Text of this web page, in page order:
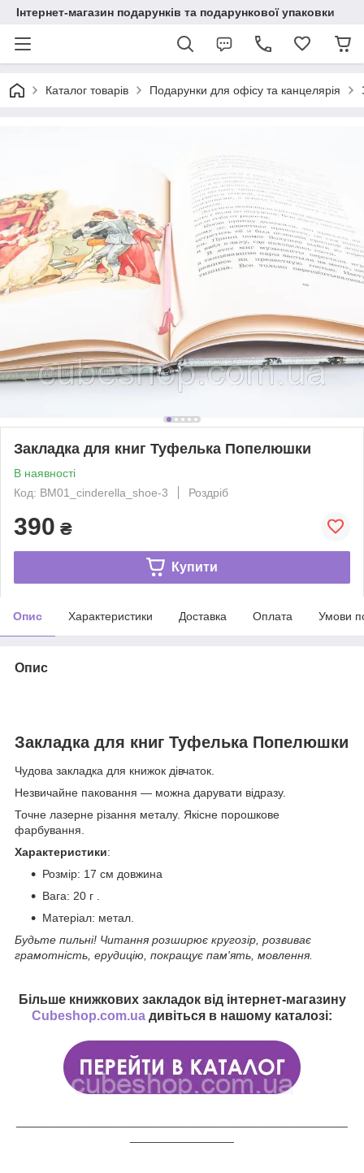
Інтернет-магазин подарунків та подарункової упаковки
Каталог товарів Подарунки для офісу та канцелярія
Закладка для книг Туфелька Попелюшки
В наявності
Код: BM01_cinderella_shoe-3
Роздріб
390 ₴
Купити
Опис Характеристики Доставка Оплата Умови
Опис
Закладка для книг Туфелька Попелюшки
Чудова закладка для книжок дівчаток.
Незвичайне паковання — можна дарувати відразу.
Точне лазерне різання металу. Якісне порошкове
фарбування.
Характеристики:
Розмір: 17 см довжина
Вага: 20 г .
Матеріал: метал.
Будьте пильні! Читання розширює кругозір, розвиває
грамотність, ерудицію, покращує пам'ять, мовлення.
Більше книжкових закладок від інтернет-магазину
Cubeshop.com.ua дивіться в нашому каталозі: